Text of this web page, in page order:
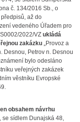
č. 134/2016 Sb., o
až do
vedeného Úřadem pro
2022/VZ ukládá
zakázku„Provoz a
Desnou, Petrov n. Desnou
bylo odesláno
veřejných zakázek
věstníku Evropské
obsahem návrhu
se sídlem Dunajská 48,